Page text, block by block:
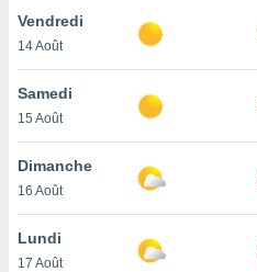
la
du
en
de
Vendredi
14 Août
Samedi
15 Août
Dimanche
16 Août
Lundi
17 Août